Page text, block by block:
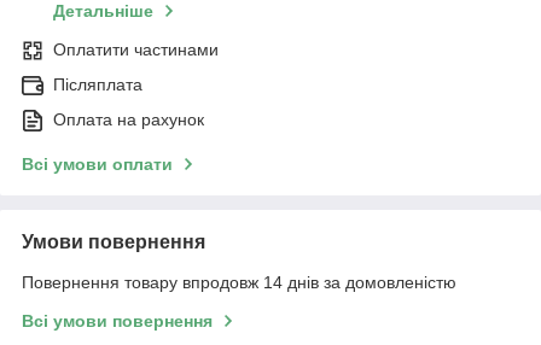
Детальніше
Оплатити частинами
Післяплата
Оплата на рахунок
Всі умови оплати
Умови повернення
Повернення товару впродовж 14 днів за домовленістю
Всі умови повернення